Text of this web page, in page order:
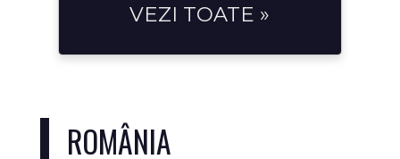
VEZI TOATE »
ROMÂNIA